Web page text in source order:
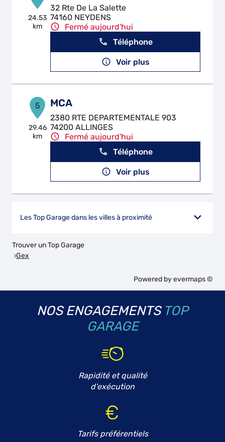
24.53
km
32 Rte De La Salette
74160 NEYDENS
Fermé aujourd'hui
Téléphone
Voir plus
5
29.46
km
MCA
2380 RTE DEPARTEMENTALE 903
74200 ALLINGES
Fermé aujourd'hui
Téléphone
Voir plus
Les Top Garage dans les villes à proximité
Trouver un Top Garage
Gex
Powered byevermaps ©
NOS ENGAGEMENTS TOP
GARAGE
Rapidité et qualité
d'exécution
Tarifs préférentiels